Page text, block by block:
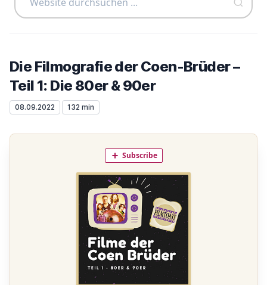
Die Filmografie der Coen-Brüder –
Teil 1: Die 80er & 90er
08.09.2022 132 min